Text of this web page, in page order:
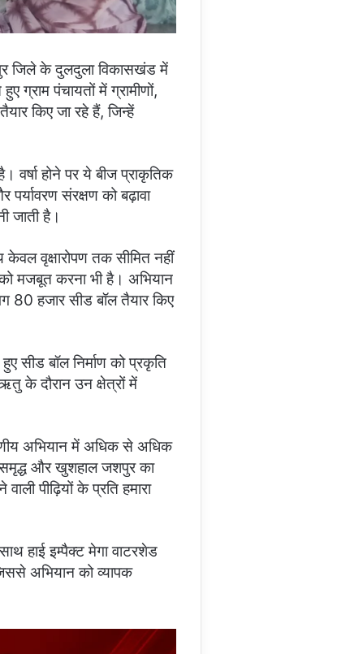
जिले के दुलदुला विकासखंड में
ग्राम पंचायतों में ग्रामीणों,
किए जा रहे हैं, जिन्हें
वर्षा होने पर ये बीज प्राकृतिक
संरक्षण को बढ़ावा
जाती है।
वृक्षारोपण तक सीमित नहीं
मजबूत करना भी है। अभियान
80 हजार सीड बॉल तैयार किए
सीड बॉल निर्माण को प्रकृति
के दौरान उन क्षेत्रों में
अभियान में अधिक से अधिक
समृद्ध और खुशहाल जशपुर का
पीढ़ियों के प्रति हमारा
हाई इम्पैक्ट मेगा वाटरशेड
अभियान को व्यापक